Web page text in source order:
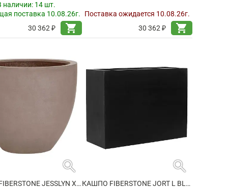
наличии: 14 шт.
поставка 10.08.26г.
30 362 ₽
shopping_cart
Поставка ожидается 10.08.26г.
30 362 ₽
shopping_cart
search
КАШПО FIBERSTONE JESSLYN XS, TAUPE
search
КАШПО FIBERSTONE JORT L BLACK